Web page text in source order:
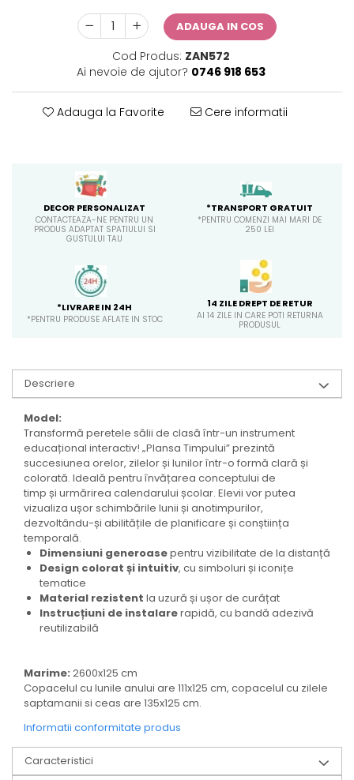
Stickere Cu Model Repetitiv
Stickere Perete Pentru Camera
Stickere Pentru Bucatarie
Stickere pentru Usi
Stickere Semnalistica
Stickere Panou Poze
ADAUGA IN COS
Cod Produs: ZAN572
Ai nevoie de ajutor? 0746 918 653
Adauga la Favorite Cere informatii
DECOR PERSONALIZAT
CONTACTEAZA-NE PENTRU UN
PRODUS ADAPTAT SPATIULUI SI
GUSTULUI TAU
*TRANSPORT GRATUIT
*PENTRU COMENZI MAI MARI DE
250 LEI
*LIVRARE IN 24H
*PENTRU PRODUSE AFLATE IN STOC
14 ZILE DREPT DE RETUR
AI 14 ZILE IN CARE POTI RETURNA
PRODUSUL
Descriere
Model:
Transformă peretele sălii de clasă într-un instrument
educațional interactiv! „Plansa Timpului” prezintă
succesiunea orelor, zilelor și lunilor într-o formă clară și
colorată. Ideală pentru învățarea conceptului de
timp și urmărirea calendarului școlar. Elevii vor putea
vizualiza ușor schimbările lunii și anotimpurilor,
dezvoltându-și abilitățile de planificare și conștiința
temporală.
Dimensiuni generoasepentru vizibilitate de la distanță
Design colorat și intuitiv, cu simboluri și iconițe
tematice
Material rezistent la uzură și ușor de curățat
Instrucțiuni de instalarerapidă, cu bandă adezivă
reutilizabilă
Marime: 2600x125 cm
Copacelul cu lunile anului are 111x125 cm, copacelul cu zilele
saptamanii si ceas are 135x125 cm.
Informatii conformitate produs
Caracteristici